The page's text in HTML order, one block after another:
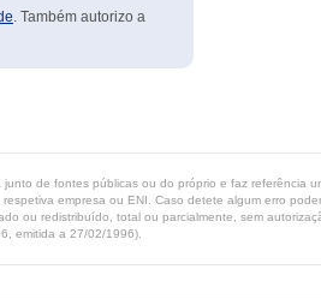
. Também autorizo a
de fontes públicas ou do próprio e faz referência
empresa ou ENI. Caso detete algum erro
ou redistribuído, total ou parcialmente, sem
emitida a 27/02/1996).